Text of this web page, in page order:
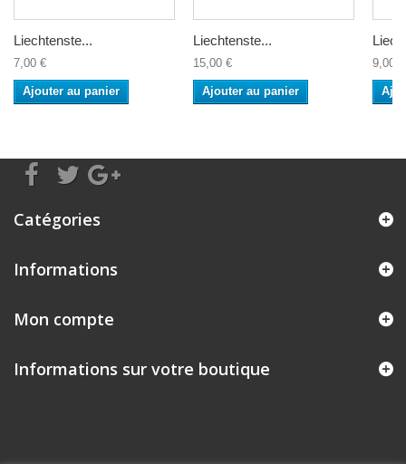
Liechtenste...
7,00 €
Ajouter au panier
Liechtenste...
15,00 €
Ajouter au panier
9,00 €
Catégories
Informations
Mon compte
Informations sur votre boutique